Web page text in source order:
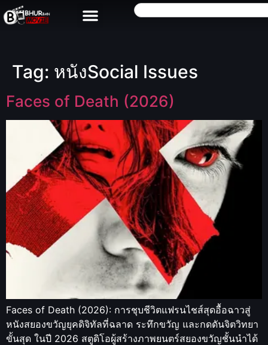
Tag: หนังSocial Issues
Faces of Death (2026)
Faces of Death (2026): การชุบชีวิตแฟรนไชส์สุดอื้อฉาวสู่
หนังสยองขวัญยุคดิจิทัลที่ฉลาด ระทึกขวัญ และกดดันจิตวิทยา
ขั้นสุด ในปี 2026 สตูดิโอผู้สร้างภาพยนตร์สยองขวัญชั้นนำได้